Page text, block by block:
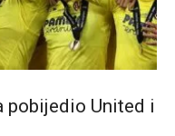
pobijedio United i